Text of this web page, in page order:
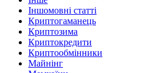
Іншомовні статті
Криптогаманець
Криптозима
Криптокредити
Криптообмінники
Майнінг